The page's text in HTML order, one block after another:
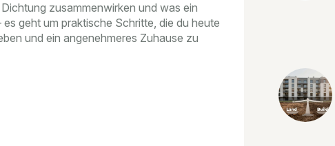
zusammenwirken und was ein
geht um praktische Schritte, die du heute
und ein angenehmeres Zuhause zu